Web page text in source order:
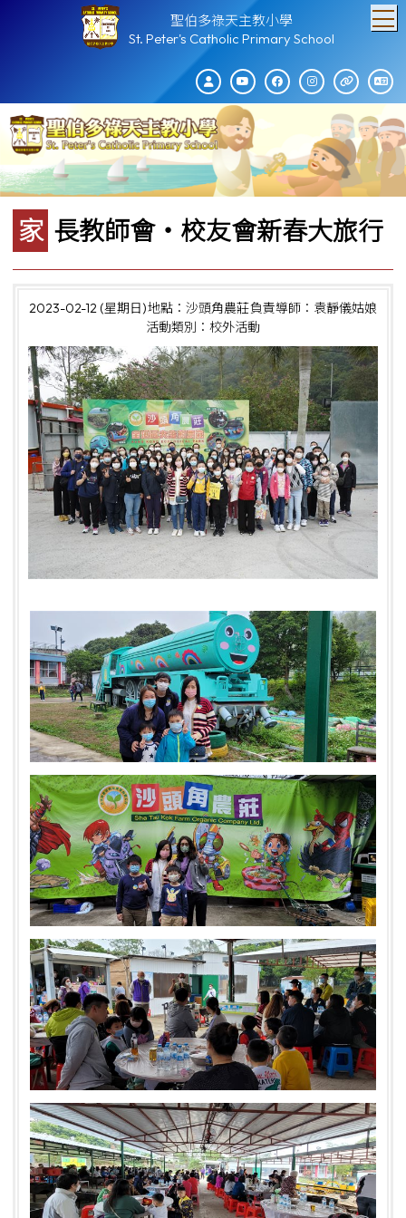
聖伯多祿天主教小學
St. Peter's Catholic Primary School
家長教師會‧校友會新春大旅行
2023-02-12 (星期日)地點：沙頭角農莊負責導師：袁靜儀姑娘
活動類別：校外活動